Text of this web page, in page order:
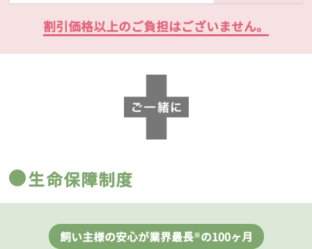
割引価格以上のご負担はございません。
生命保障制度
飼い主様の安心が業界最長※の100ヶ月